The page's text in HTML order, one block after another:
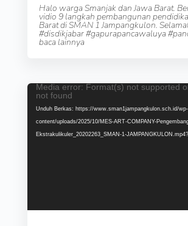
Halo warga Smanjak dan Jawa Barat.
vidio 9 langkah pembangunan
Barat di SMAN 1 Jampangkulon.
#disdikjabar #gapurapancawaluya
baca lainnya
Pemutar
Video
Media error: Format(s) not supported
not found
Unduh Berkas: https://www.sman1jampangkulon.sch.id/wp-
content/uploads/2025/10/MES-ART-COMPANY-
Ekstrakulikuler_20202263_SMAN-1-